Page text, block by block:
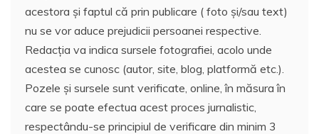
acestora și faptul că prin publicare ( foto și/sau text)
nu se vor aduce prejudicii persoanei respective.
Redacția va indica sursele fotografiei, acolo unde
acestea se cunosc (autor, site, blog, platformă etc.).
Pozele și sursele sunt verificate, online, în măsura în
care se poate efectua acest proces jurnalistic,
respectându-se principiul de verificare din minim 3